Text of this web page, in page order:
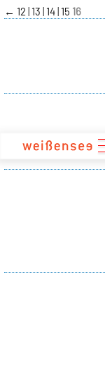
zum
Inhalt
← 12 13 14 15 16